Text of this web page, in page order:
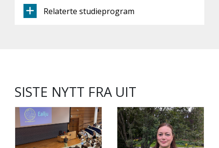
Relaterte studieprogram
SISTE NYTT FRA UIT